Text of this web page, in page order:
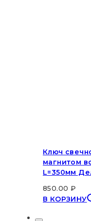
Ключ
магнитом
L=350мм
850.00 ₽
В КОРЗИНУ